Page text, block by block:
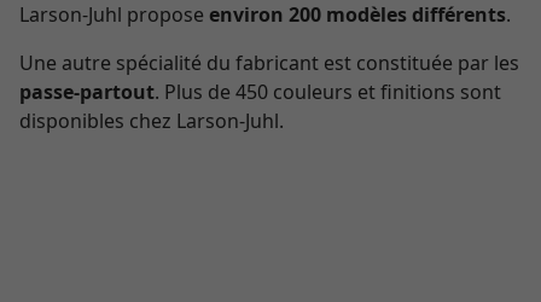
Larson-Juhl propose environ 200 modèles différents.
Une autre spécialité du fabricant est constituée par les
passe-partout. Plus de 450 couleurs et finitions sont
disponibles chez Larson-Juhl.